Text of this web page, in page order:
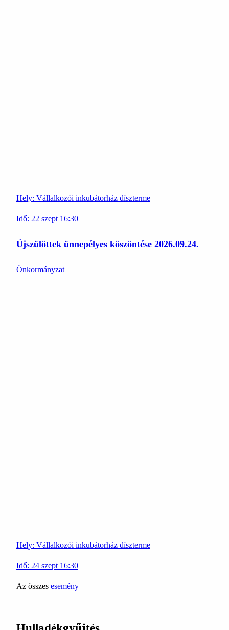
Hely: Vállalkozói inkubátorház díszterme
Idő: 22 szept 16:30
Újszülöttek ünnepélyes köszöntése 2026.09.24.
Önkormányzat
Hely: Vállalkozói inkubátorház díszterme
Idő: 24 szept 16:30
Az összes esemény